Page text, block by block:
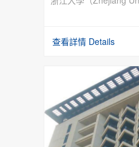
查看詳情 Details